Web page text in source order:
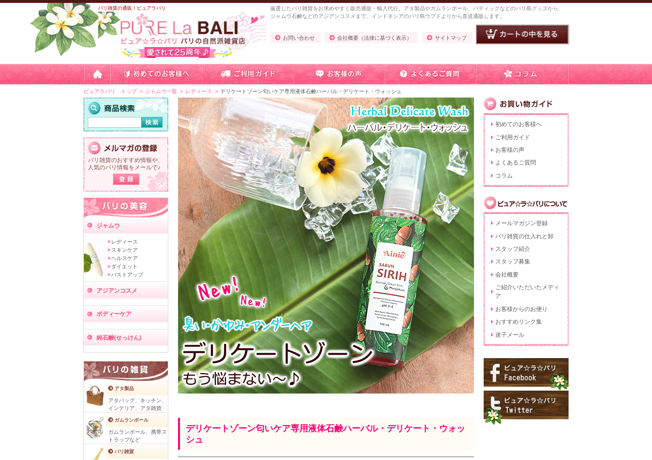
バリ雑貨の通販！ピュアラバリ
厳選したバリ雑貨をお求めやすく販売通販・輸入代行。アタ製品やガムランボール、バティックなどのバリ島グッズから、
ジャムウ石鹸などのアジアンコスメまで、インドネシアのバリ島ウブドよりから直送通販します。
お問い合わせ 会社概要（法律に基づく表示） サイトマップ
ピュアラバリ トップ ジャムウ一覧 レディース デリケートゾーン匂いケア専用液体石鹸ハーバル・デリケート・ウォッシュ
デリケートゾーン匂いケア専用液体石鹸ハーバル・デリケート・ウォッ
シュ
バリ雑貨のおすすめ情報や、
人気のバリ情報をメールで♪
ジャムウ
レディース
スキンケア
ヘルスケア
ダイエット
バストアップ
アジアンコスメ
ボディーケア
純石鹸(せっけん)
アタ製品
アタバッグ、キッチン、
インテリア、アタ雑貨
ガムランボール
ガムランボール、携帯ス
トラップなど
バリ雑貨
初めてのお客様へ
ご利用ガイド
お客様の声
よくあるご質問
コラム
メールマガジン登録
バリ雑貨の仕入れと卸
スタッフ紹介
スタッフ募集
会社概要
ご紹介いただいたメディ
ア
お客様からのお便り
おすすめリンク集
迷子メール